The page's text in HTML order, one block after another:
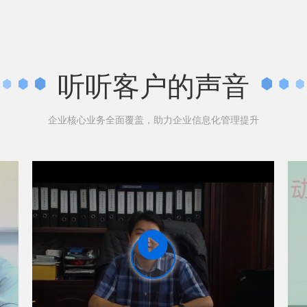
听听客户的声音
企业核心业务全面覆盖，助力企业信息化管理提升
